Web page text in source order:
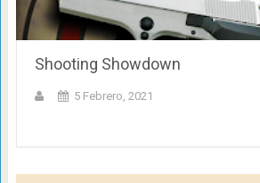
Shooting Showdown
5 Febrero, 2021